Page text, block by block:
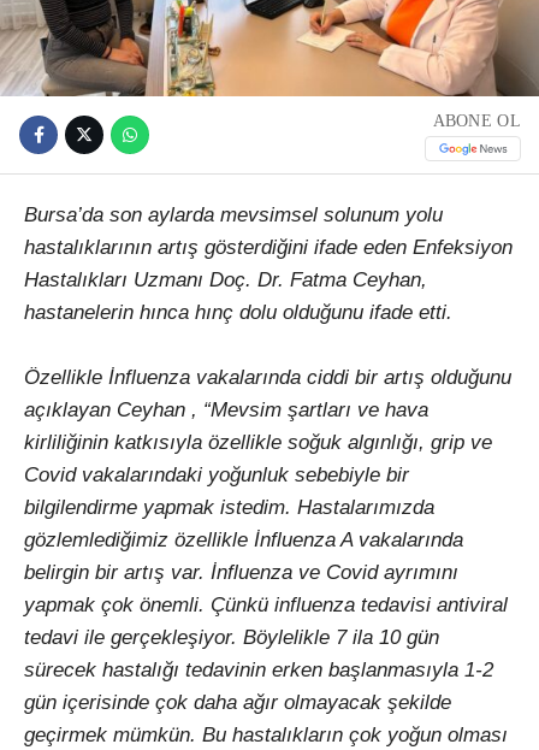
ABONE OL
Bursa’da son aylarda mevsimsel solunum yolu
hastalıklarının artış gösterdiğini ifade eden Enfeksiyon
Hastalıkları Uzmanı Doç. Dr. Fatma Ceyhan,
hastanelerin hınca hınç dolu olduğunu ifade etti.
Özellikle İnfluenza vakalarında ciddi bir artış olduğunu
açıklayan Ceyhan , “Mevsim şartları ve hava
kirliliğinin katkısıyla özellikle soğuk algınlığı, grip ve
Covid vakalarındaki yoğunluk sebebiyle bir
bilgilendirme yapmak istedim. Hastalarımızda
gözlemlediğimiz özellikle İnfluenza A vakalarında
belirgin bir artış var. İnfluenza ve Covid ayrımını
yapmak çok önemli. Çünkü influenza tedavisi antiviral
tedavi ile gerçekleşiyor. Böylelikle 7 ila 10 gün
sürecek hastalığı tedavinin erken başlanmasıyla 1-2
gün içerisinde çok daha ağır olmayacak şekilde
geçirmek mümkün. Bu hastalıkların çok yoğun olması